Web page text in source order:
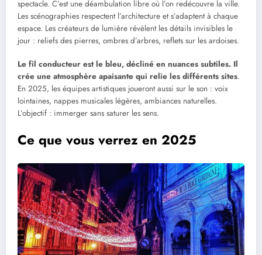
spectacle. C’est une déambulation libre où l’on redécouvre la ville.
Les scénographies respectent l’architecture et s’adaptent à chaque
espace. Les créateurs de lumière révèlent les détails invisibles le
jour : reliefs des pierres, ombres d’arbres, reflets sur les ardoises.
Le fil conducteur est le bleu, décliné en nuances subtiles. Il
crée une atmosphère apaisante qui relie les différents sites.
En 2025, les équipes artistiques joueront aussi sur le son : voix
lointaines, nappes musicales légères, ambiances naturelles.
L’objectif : immerger sans saturer les sens.
Ce que vous verrez en 2025